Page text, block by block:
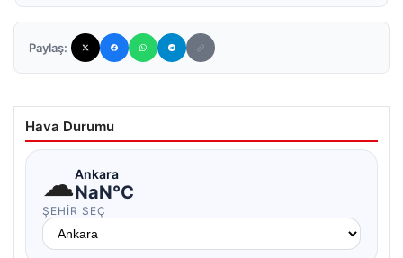
Paylaş:
Hava Durumu
☁Ankara
NaN°C
ŞEHIR SEÇ